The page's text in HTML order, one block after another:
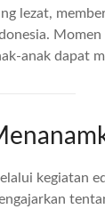
lezat,
anak dapat
kegiatan